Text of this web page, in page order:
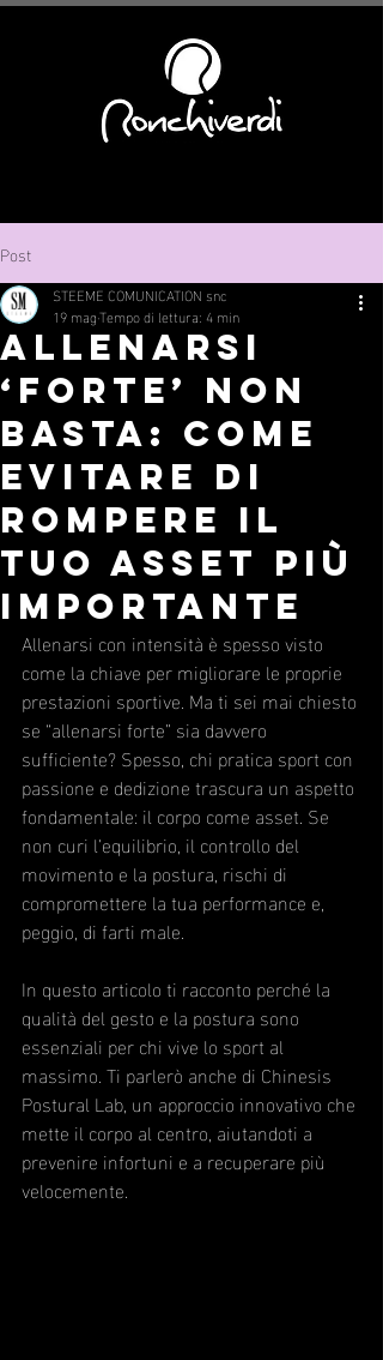
Post
Allenarsi
‘forte’ non
basta: come
evitare di
rompere il
tuo asset più
importante
STEEME COMUNICATION snc
19 magTempo di lettura: 4 min
Allenarsi con intensità è spesso visto
come la chiave per migliorare le proprie
prestazioni sportive. Ma ti sei mai chiesto
se “allenarsi forte” sia davvero
sufficiente? Spesso, chi pratica sport con
passione e dedizione trascura un aspetto
fondamentale: il corpo come asset. Se
non curi l’equilibrio, il controllo del
movimento e la postura, rischi di
compromettere la tua performance e,
peggio, di farti male.
In questo articolo ti racconto perché la
qualità del gesto e la postura sono
essenziali per chi vive lo sport al
massimo. Ti parlerò anche di Chinesis
Postural Lab, un approccio innovativo che
mette il corpo al centro, aiutandoti a
prevenire infortuni e a recuperare più
velocemente.